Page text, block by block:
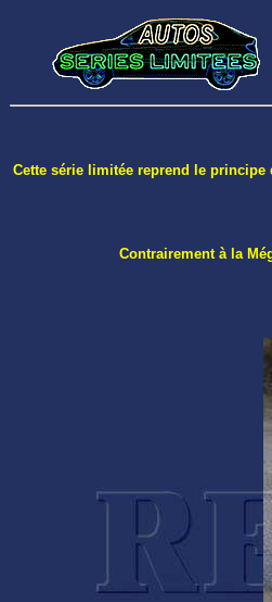
Cette série limitée reprend le
Contrairement à la